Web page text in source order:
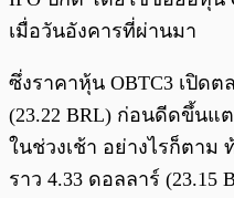
เมื่อวันอังคารที่ผ่านมา
ซึ่งราคาหุ้น OBTC3 เปิด
(23.22 BRL) ก่อนดีดขึ้นแ
ในช่วงเช้า อย่างไรก็ตา
ราว 4.33 ดอลลาร์ (23.15